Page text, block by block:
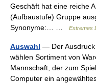
Geschäft hat eine reiche
(Aufbaustufe) Gruppe
Synonyme:… …
Extremes
Auswahl — Der Ausdruck
wählen Sortiment von
Mannschaft, der zum
Computer ein